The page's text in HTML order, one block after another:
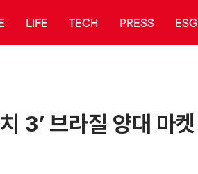
LIFE TECH PRESS ESG
3’ 브라질 양대 마켓